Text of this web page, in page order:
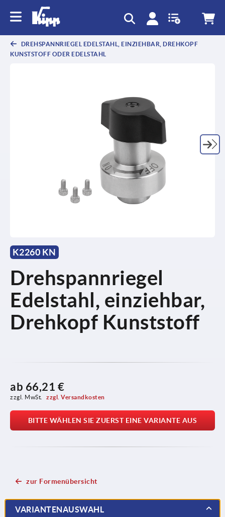
DREHSPANNRIEGEL EDELSTAHL, EINZIEHBAR, DREHKOPF
KUNSTSTOFF ODER EDELSTAHL
K2260 KN
Drehspannriegel
Edelstahl, einziehbar,
Drehkopf Kunststoff
ab 66,21 €
zzgl. MwSt. zzgl. Versandkosten
BITTE WÄHLEN SIE ZUERST EINE VARIANTE AUS
zur Formenübersicht
VARIANTENAUSWAHL